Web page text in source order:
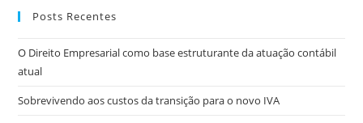
Posts Recentes
O Direito Empresarial como base estruturante da atuação contábil
atual
Sobrevivendo aos custos da transição para o novo IVA